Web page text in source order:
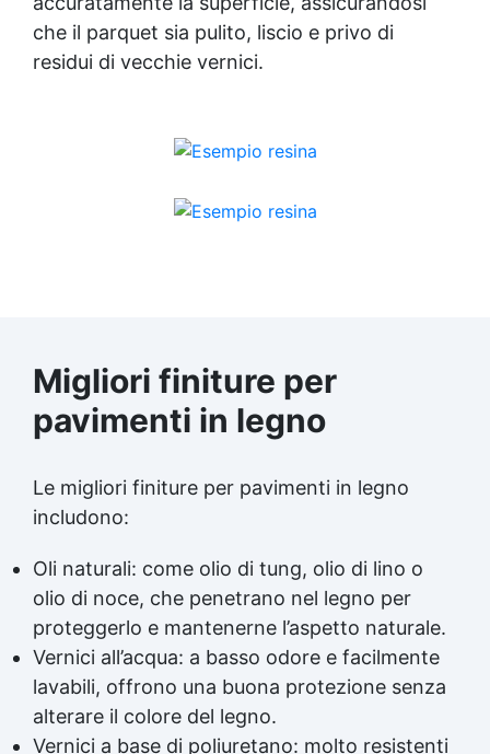
che il parquet sia pulito, liscio e privo di
residui di vecchie vernici.
Migliori finiture per
pavimenti in legno
Le migliori finiture per pavimenti in legno
includono:
Oli naturali: come olio di tung, olio di lino o
olio di noce, che penetrano nel legno per
proteggerlo e mantenerne l’aspetto naturale.
Vernici all’acqua: a basso odore e facilmente
lavabili, offrono una buona protezione senza
alterare il colore del legno.
Vernici a base di poliuretano: molto resistenti